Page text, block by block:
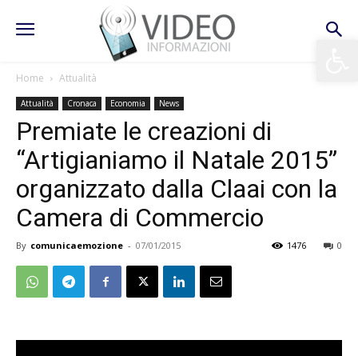
Home Attualità
Attualità Cronaca Economia News
Premiate le creazioni di
“Artigianiamo il Natale 2015”
organizzato dalla Claai con la
Camera di Commercio
By comunicaemozione - 07/01/2015 0
1476